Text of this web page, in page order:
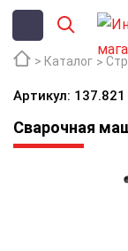
Каталог
Артикул: 137.821
Сварочная